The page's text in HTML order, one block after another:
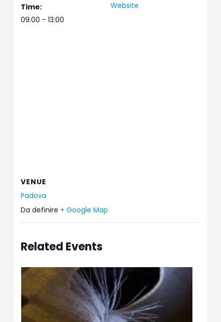
Time:
09:00 - 13:00
Website
VENUE
Padova
Da definire + Google Map
Related Events